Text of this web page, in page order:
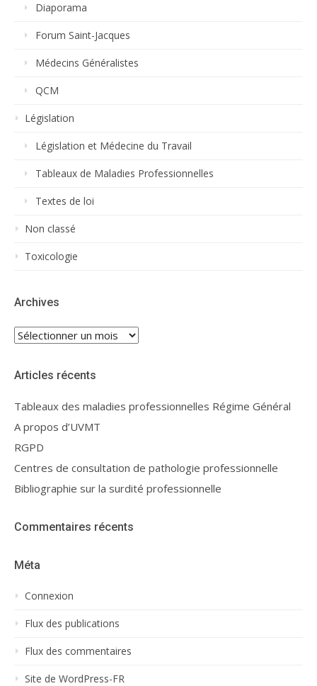
Diaporama
Forum Saint-Jacques
Médecins Généralistes
QCM
Législation
Législation et Médecine du Travail
Tableaux de Maladies Professionnelles
Textes de loi
Non classé
Toxicologie
Archives
Archives
Articles récents
Tableaux des maladies professionnelles Régime Général
A propos d’UVMT
RGPD
Centres de consultation de pathologie professionnelle
Bibliographie sur la surdité professionnelle
Commentaires récents
Méta
Connexion
Flux des publications
Flux des commentaires
Site de WordPress-FR